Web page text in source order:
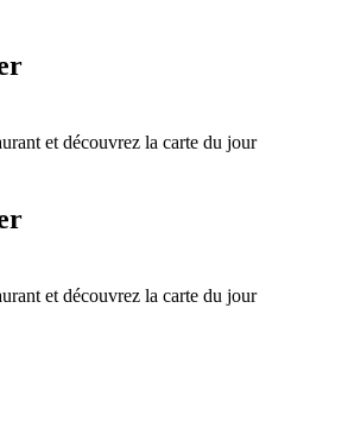
et découvrez la carte du jour
et découvrez la carte du jour